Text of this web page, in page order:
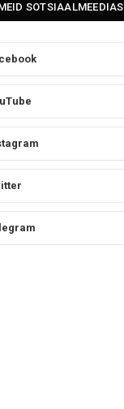
SOTSIAALMEEDIAS